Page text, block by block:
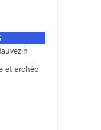
et archéo